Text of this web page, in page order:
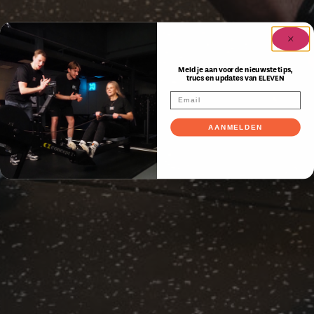
Meld je aan voor de nieuwste tips,
trucs en updates van ELEVEN
AANMELDEN